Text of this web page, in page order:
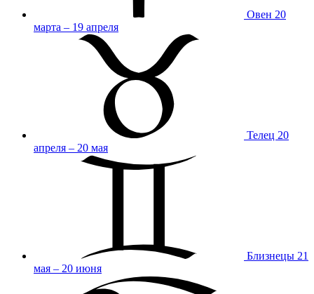
Овен 20
марта – 19 апреля
Телец 20
апреля – 20 мая
Близнецы 21
мая – 20 июня